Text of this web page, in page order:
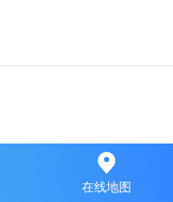
在线地图